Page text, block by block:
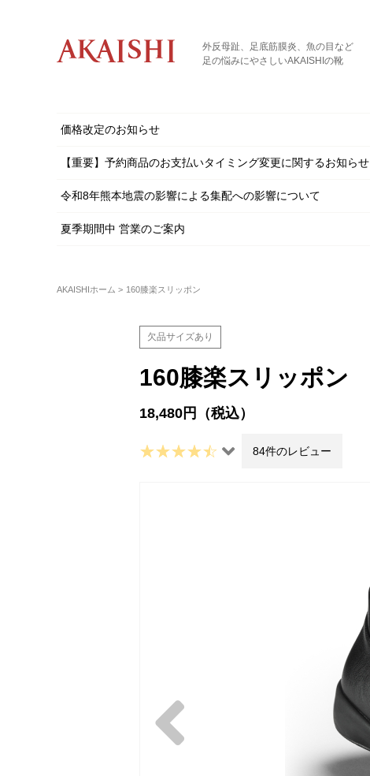
外反母趾、足底筋膜炎、魚の目など
足の悩みにやさしいAKAISHIの靴
価格改定のお知らせ
【重要】予約商品のお支払いタイミング変更に関するお知らせ
令和8年熊本地震の影響による集配への影響について
夏季期間中 営業のご案内
AKAISHIホーム 160膝楽スリッポン
欠品サイズあり
160膝楽スリッポン
18,480円（税込）
84件のレビュー